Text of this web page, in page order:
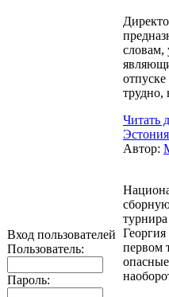
Вход пользователей
Пользователь:
Пароль:
словам,
трудно,
Читать
Эстония
Автор:
первом